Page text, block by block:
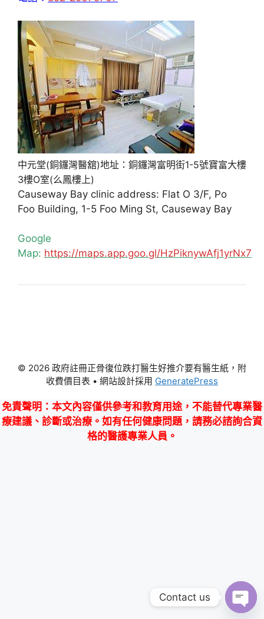
中元堂(銅鑼灣醫舘)地址：銅鑼灣富明街1-5號寶富大樓
3樓O室(么鳳樓上)
Causeway Bay clinic address: Flat O 3/F, Po
Foo Building, 1-5 Foo Ming St, Causeway Bay
Google
Map: https://maps.app.goo.gl/HzPiknywAfj1yrNx7
© 2026 政府註冊正骨復位跌打醫生好推介要有醫生紙，附
收費價目表 • 網站設計採用 GeneratePress
免責聲明 ：本文內容僅供參考和教育用途，不能替代專業醫
療建議、診斷或治療。如有任何健康問題，請務必諮詢合資
格的醫護專業人員。
Contact us